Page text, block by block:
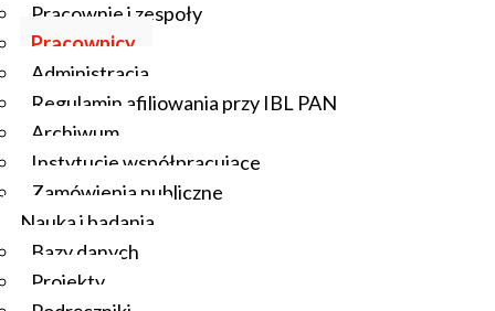
Pracownie i zespoły
Pracownicy
Administracja
Regulamin afiliowania przy IBL PAN
Archiwum
Instytucje współpracujące
Zamówienia publiczne
Nauka i badania
Bazy danych
Projekty